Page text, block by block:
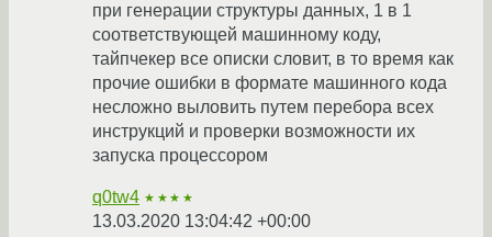
при генерации структуры данных, 1 в 1
соответствующей машинному коду,
тайпчекер все описки словит, в то время как
прочие ошибки в формате машинного кода
несложно выловить путем перебора всех
инструкций и проверки возможности их
запуска процессором
q0tw4 ★★★★
13.03.2020 13:04:42 +00:00